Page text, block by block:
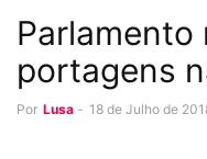
Parlamento
portagens
Por Lusa - 18 de Julho de